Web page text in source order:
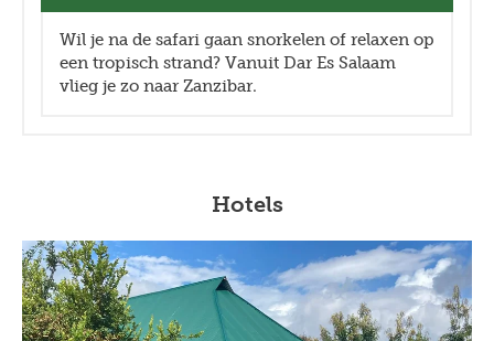
Wil je na de safari gaan snorkelen of relaxen op
een tropisch strand? Vanuit Dar Es Salaam
vlieg je zo naar Zanzibar.
Hotels